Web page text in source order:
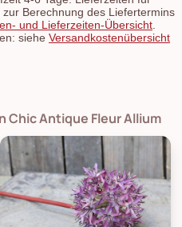
Berechnung des Liefertermins
und Lieferzeiten-Übersicht.
siehe Versandkostenübersicht
Chic Antique Fleur Allium